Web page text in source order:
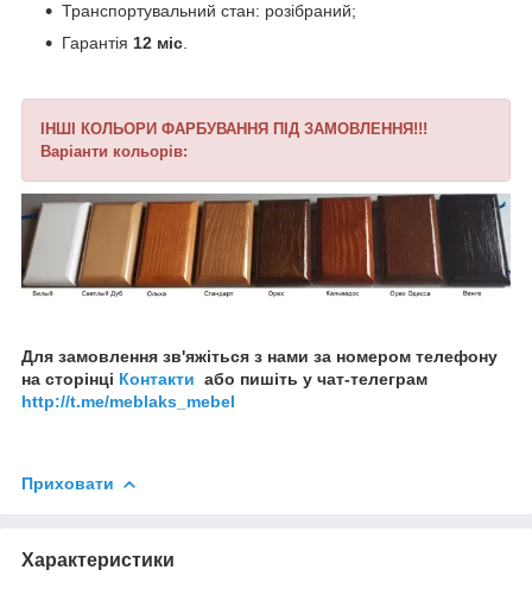
Транспортувальний стан: розібраний;
Гарантія 12 міс
ІНШІ КОЛЬОРИ ФАРБУВАННЯ ПІД ЗАМОВЛЕННЯ!!!
Варіанти кольорів:
Для замовлення зв'яжіться з нами за номером телефону
на сторінці Контакти або пишіть у чат-телеграм
http://t.me/meblaks_mebel
Приховати
Характеристики